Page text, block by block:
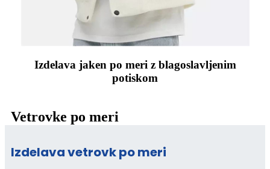
Izdelava jaken po meri z blagoslavljenim
potiskom
Vetrovke po meri
Izdelava vetrovk po meri